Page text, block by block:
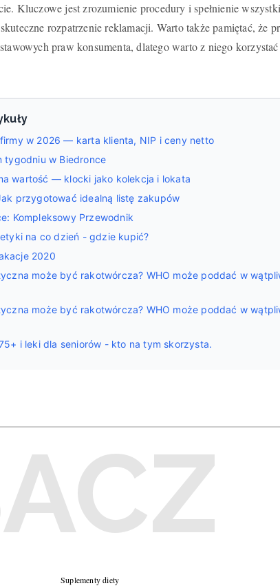
Kluczowe jest zrozumienie procedury i spełnienie
rozpatrzenie reklamacji. Warto także pamiętać, że
praw konsumenta, dlatego warto z niego
w 2026 — karta klienta, NIP i ceny netto
tygodniu w Biedronce
wartość — klocki jako kolekcja i lokata
przygotować idealną listę zakupów
Kompleksowy Przewodnik
na co dzień - gdzie kupić?
2020
może być rakotwórcza? WHO może poddać w
może być rakotwórcza? WHO może poddać w
i leki dla seniorów - kto na tym skorzysta.
Suplementy diety